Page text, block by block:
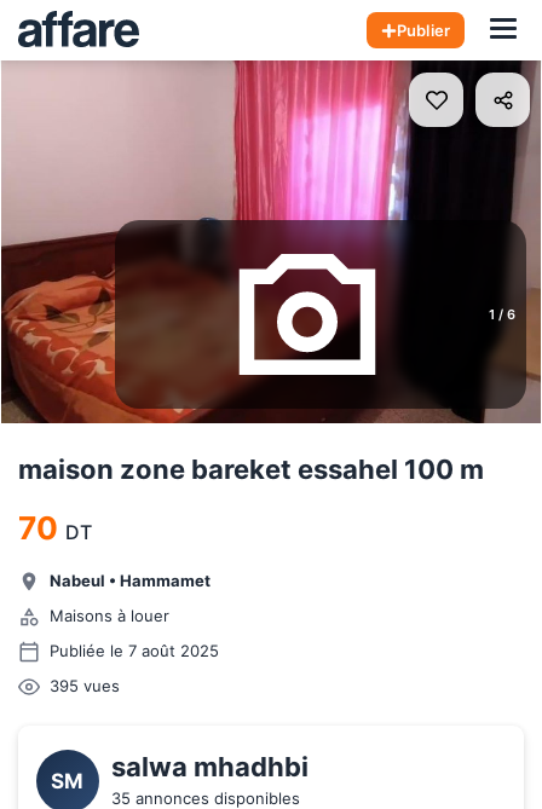
Publier
1 / 6
maison zone bareket essahel 100 m
70 DT
Nabeul • Hammamet
Maisons à louer
Publiée le 7 août 2025
395 vues
SM salwa mhadhbi
35 annonces disponibles